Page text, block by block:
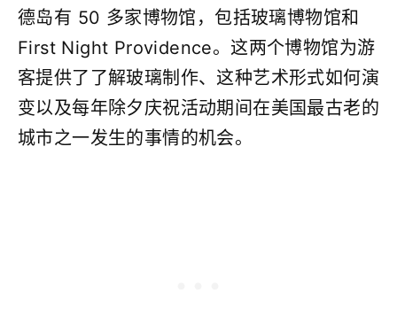
德岛有 50 多家博​​物馆，包括玻璃博物馆和
First Night Providence。这两个博物馆为游
客提供了了解玻璃制作、这种艺术形式如何演
变以及每年除夕庆祝活动期间在美国最古老的
城市之一发生的事情的机会。